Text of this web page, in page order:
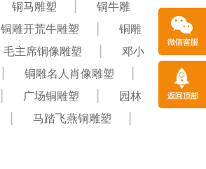
铜马雕塑
铜牛雕
铜雕开荒牛雕塑
铜雕
毛主席铜像雕塑
邓小
铜雕名人肖像雕塑
广场铜雕塑
园林
马踏飞燕铜雕塑